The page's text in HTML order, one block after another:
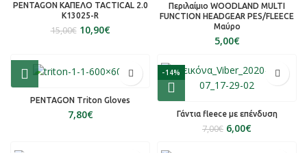
PENTAGON ΚΑΠΕΛΟ TACTICAL 2.0
K13025-R
15,00€ 10,90€
Περιλαίμιο WOODLAND MULTI
FUNCTION HEADGEAR PES/FLEECE
Mαύρο
€
PENTAGON Triton Gloves
€
-14%
Γάντια fleece με επένδυση
7,00€ 6,00€